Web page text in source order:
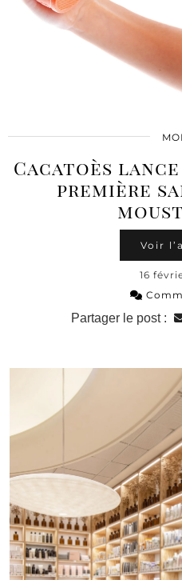
Cacatoès
première
Voir
16
Partager le post :